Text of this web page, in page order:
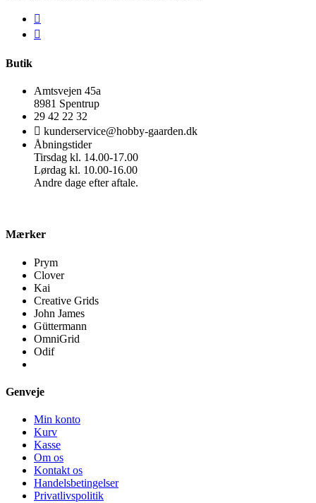
Butik
Amtsvejen 45a
8981 Spentrup
29 42 22 32
kunderservice@hobby-gaarden.dk
Åbningstider
Tirsdag kl. 14.00-17.00
Lørdag kl. 10.00-16.00
Andre dage efter aftale.
Mærker
Prym
Clover
Kai
Creative Grids
John James
Güttermann
OmniGrid
Odif
Genveje
Min konto
Kurv
Kasse
Om os
Kontakt os
Handelsbetingelser
Privatlivspolitik